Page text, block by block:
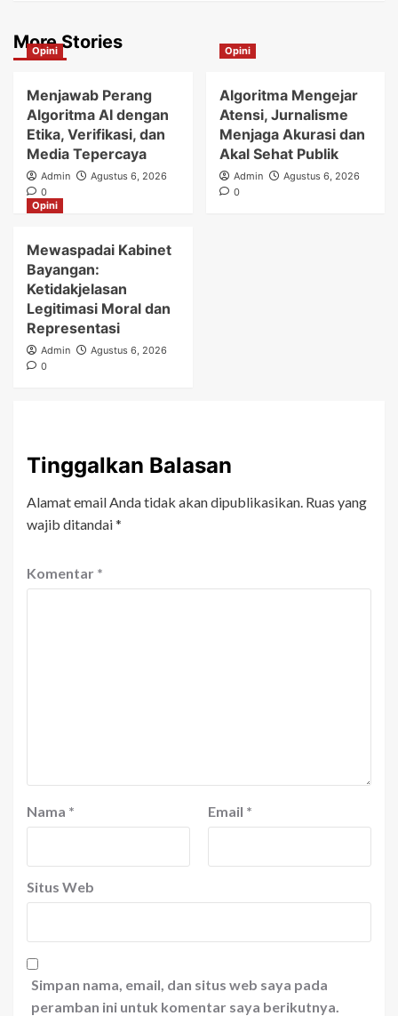
More Stories
Opini
Menjawab Perang
Algoritma AI dengan
Etika, Verifikasi, dan
Media Tepercaya
Admin
Agustus 6, 2026
0
Opini
Algoritma Mengejar
Atensi, Jurnalisme
Menjaga Akurasi dan
Akal Sehat Publik
Admin
Agustus 6, 2026
0
Opini
Mewaspadai Kabinet
Bayangan:
Ketidakjelasan
Legitimasi Moral dan
Representasi
Admin
Agustus 6, 2026
0
Tinggalkan Balasan
Alamat email Anda tidak akan dipublikasikan. Ruas yang
wajib ditandai*
Komentar *
Nama * Email *
Situs Web
Simpan nama, email, dan situs web saya pada
peramban ini untuk komentar saya berikutnya.